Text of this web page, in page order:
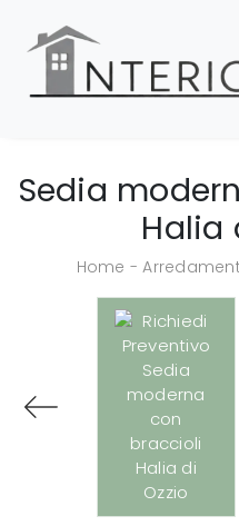
Sedia
Halia
Home -